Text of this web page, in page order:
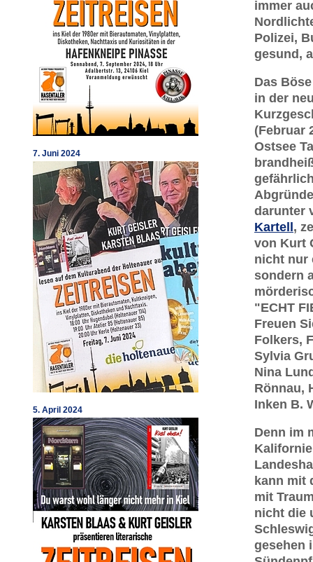
7. Juni 2024
5. April 2024
immer
Polizei,
gesund,
Das
in der
(Februar
Ostsee
darunter
Kartell ,
von Kurt
nicht nur
sondern
"ECHT
Freuen
Folkers,
Sylvia
Nina
Rönnau,
Inken B.
Denn im
kann mit
mit
nicht die
gesehen